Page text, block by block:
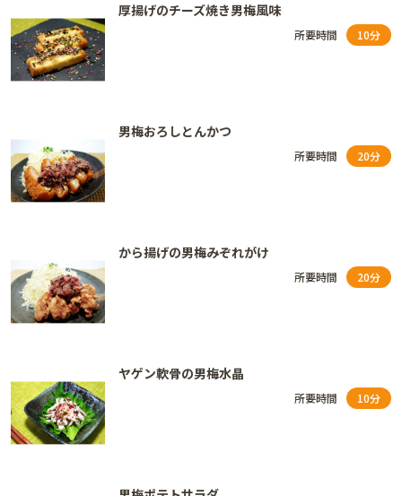
厚揚げのチーズ焼き男梅風味
所要時間 10分
男梅おろしとんかつ
所要時間 20分
から揚げの男梅みぞれがけ
所要時間 20分
ヤゲン軟骨の男梅水晶
所要時間 10分